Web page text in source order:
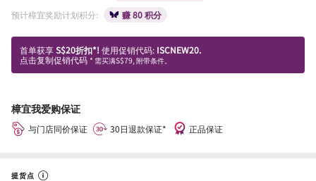
预计樟宜奖励计划积分: 赚 80 积分
首单获享S$20折扣*! 使用促销代码: ISCNEW20.
点击复制促销代码 * 需买满S$79, 附带条件。
樟宜我爱购保证
与门店同价保证 30日退款保证* 正品保证
提货点